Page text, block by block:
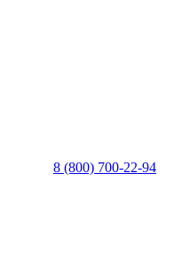
8 (800) 700-22-94